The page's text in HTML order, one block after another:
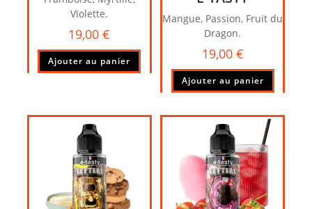
Violette.
19,00€
Ajouter au panier
Mangue, Passion, Fruit du
Dragon.
19,00 €
Ajouter au panier